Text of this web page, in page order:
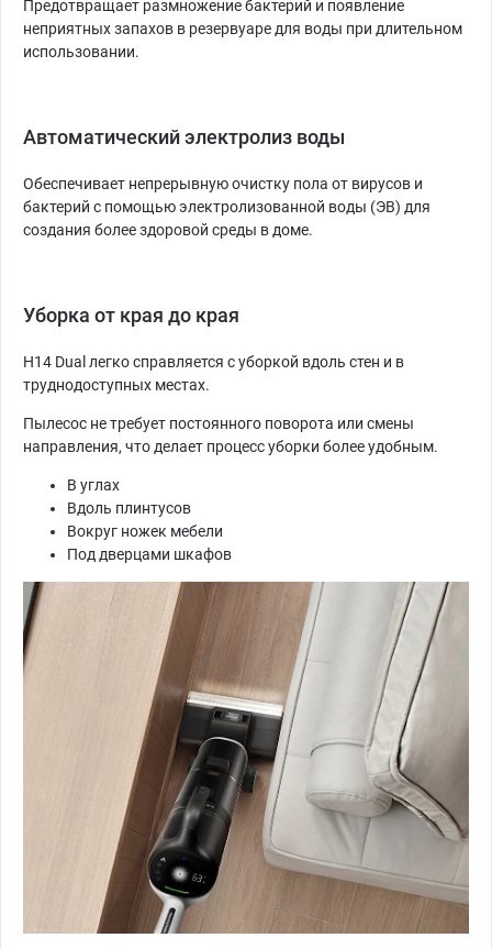
Предотвращает размножение бактерий и появление
неприятных запахов в резервуаре для воды при длительном
использовании.
Автоматический электролиз воды
Обеспечивает непрерывную очистку пола от вирусов и
бактерий с помощью электролизованной воды (ЭВ) для
создания более здоровой среды в доме.
Уборка от края до края
H14 Dual легко справляется с уборкой вдоль стен и в
труднодоступных местах.
Пылесос не требует постоянного поворота или смены
направления, что делает процесс уборки более удобным.
В углах
Вдоль плинтусов
Вокруг ножек мебели
Под дверцами шкафов